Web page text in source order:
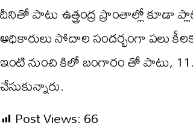
దీనితో పాటు ఉత్త్రంద్ర ప్రాంతాల్లో కూడా
అధికారులు సోదాల సందర్భంగా పలు
ఇంటి నుంచి కిలో బంగారం తో పాటు,
చేసుకున్నారు.
Post Views:66